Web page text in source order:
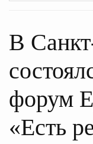
В
форум
«Есть